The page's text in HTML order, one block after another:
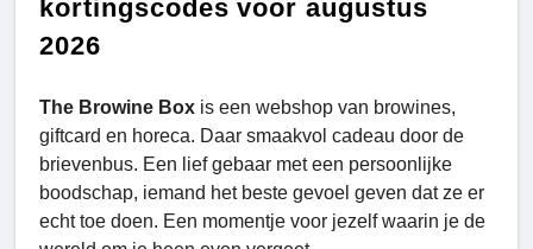
kortingscodes voor augustus
2026
The Browine Box is een webshop van browines,
giftcard en horeca. Daar smaakvol cadeau door de
brievenbus. Een lief gebaar met een persoonlijke
boodschap, iemand het beste gevoel geven dat ze er
echt toe doen. Een momentje voor jezelf waarin je de